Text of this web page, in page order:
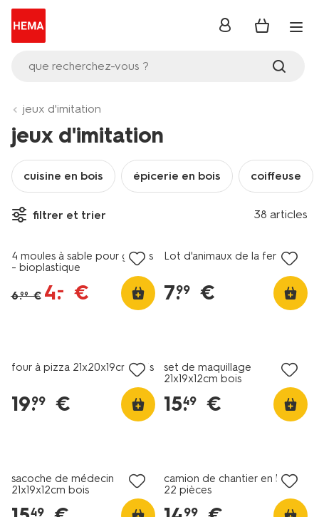
que recherchez-vous ?
se
jeux d'imitation
jeux d'imitation
cuisine en bois épicerie en bois coiffeuse
filtrer et trier 38 articles
tout petit prix
4 moules à sable pour glaces
- bioplastique
6.99 € 4.
– €
Lot d'animaux de la ferme
7.
99 €
four à pizza 21x20x19cm bois
19.
99 €
set de maquillage
21x19x12cm bois
15.
49 €
sacoche de médecin
21x19x12cm bois
49
camion de chantier en bois
22 pièces
99